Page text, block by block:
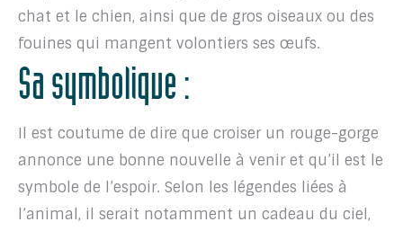
chat et le chien, ainsi que de gros oiseaux ou des
fouines qui mangent volontiers ses œufs.
Sa symbolique :
Il est coutume de dire que croiser un rouge-gorge
annonce une bonne nouvelle à venir et qu’il est le
symbole de l’espoir. Selon les légendes liées à
l’animal, il serait notamment un cadeau du ciel,